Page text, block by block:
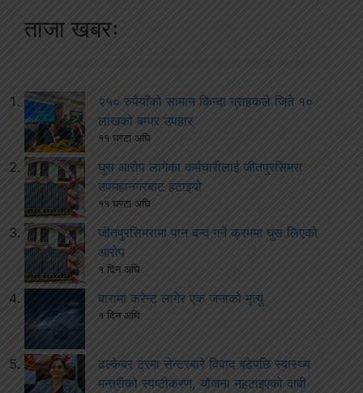
ताजा खबरः
२५० रुपैयाँको सामान किन्दा ग्राहकले जिते १०
लाखको बम्पर उपहार
११ घण्टा अघि
घुस आरोप लागेका कर्मचारीलाई जीतपुरसिमरा
उपमहानगरबाट हटाइयो
११ घण्टा अघि
जीतपुरसिमरामा पान बन्द गर्ने क्रममा घुस लिएको
आरोप
१ दिन अघि
बारामा करेन्ट लागेर एक जनाको मृत्यु
१ दिन अघि
ढल्केबर ट्रमा सेन्टरबारे विवाद बढेपछि स्वास्थ्य
मन्त्रीको स्पष्टीकरण, योजना नहटाइएको दाबी